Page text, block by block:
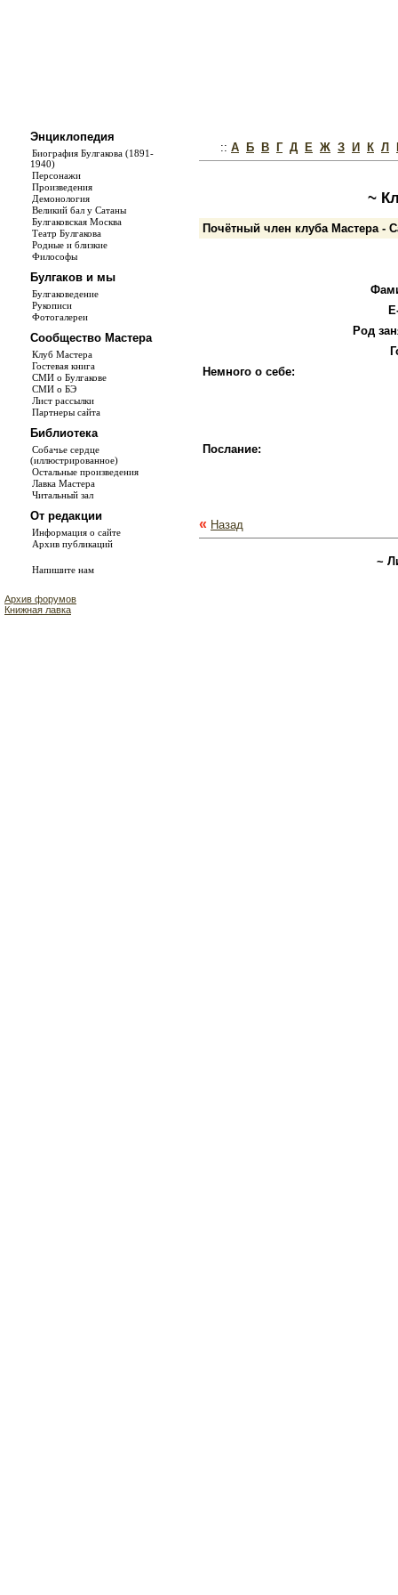
Энциклопедия
Биография Булгакова (1891-
1940)
Персонажи
Произведения
Демонология
Великий бал у Сатаны
Булгаковская Москва
Театр Булгакова
Родные и близкие
Философы
Булгаков и мы
Булгаковедение
Рукописи
Фотогалереи
Сообщество Мастера
Клуб Мастера
Гостевая книга
СМИ о Булгакове
СМИ о БЭ
Лист рассылки
Партнеры сайта
Библиотека
Собачье сердце
(иллюстрированное)
Остальные произведения
Лавка Мастера
Читальный зал
От редакции
Информация о сайте
Архив публикаций
Напишите нам
Архив форумов
Книжная лавка
:: А Б В Г Д Е Ж З И К Л
~
Почётный член клуба Мастера -
Род
Немного о себе:
Послание:
« Назад
~